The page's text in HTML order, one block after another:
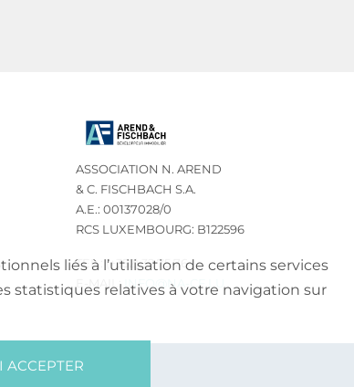
ASSOCIATION N. AREND
& C. FISCHBACH S.A.
A.E.: 00137028/0
RCS LUXEMBOURG: B122596
TEL.: (+352) 32 75 76
E-MAIL:
INFO@NA-CF.LU
liés à l’utilisation de certains services
statistiques relatives à votre navigation sur
ACCEPTER